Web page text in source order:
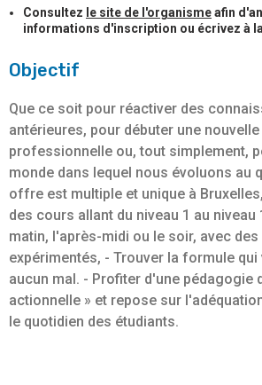
Objectif
Que ce soit pour réactiver des
antérieures, pour débuter une nouvelle
professionnelle ou, tout simplement,
monde dans lequel nous évoluons au
offre est multiple et unique à
des cours allant du niveau 1 au niveau
matin, l'après-midi ou le soir, avec
expérimentés, - Trouver la formule
aucun mal. - Profiter d'une pédagogie
actionnelle » et repose sur
le quotidien des étudiants.
Consultez le site de l'organismeafin
informations d'inscription ou écrivez à